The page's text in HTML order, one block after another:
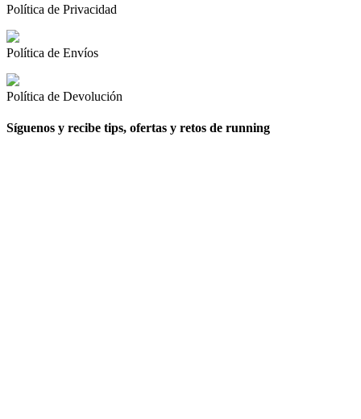
Política de Privacidad
Política de Envíos
Política de Devolución
Síguenos y recibe tips, ofertas y retos de running